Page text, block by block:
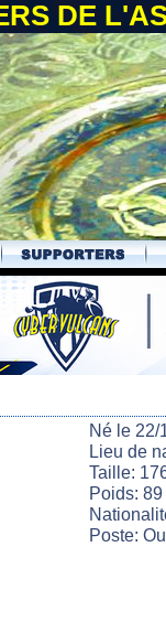
DE
Né le 22/
Lieu de
Taille:
Poids:
Poste: